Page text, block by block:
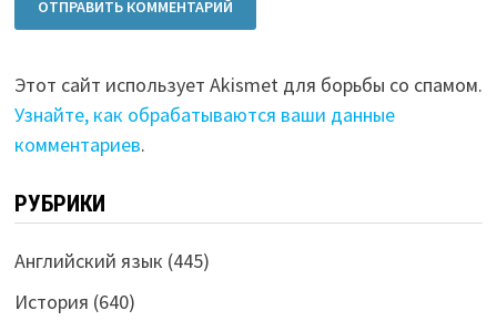
Этот сайт использует Akismet для борьбы со спамом.
Узнайте, как обрабатываются ваши данные
комментариев.
РУБРИКИ
Английский язык (445)
История (640)